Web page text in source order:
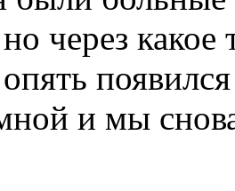
но через
и мы